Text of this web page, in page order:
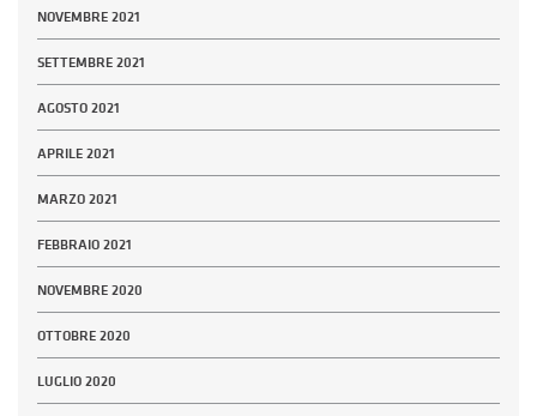
NOVEMBRE 2021
SETTEMBRE 2021
AGOSTO 2021
APRILE 2021
MARZO 2021
FEBBRAIO 2021
NOVEMBRE 2020
OTTOBRE 2020
LUGLIO 2020